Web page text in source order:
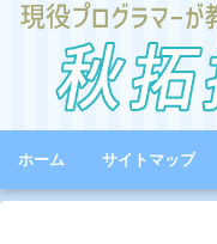
ホーム サイトマップ